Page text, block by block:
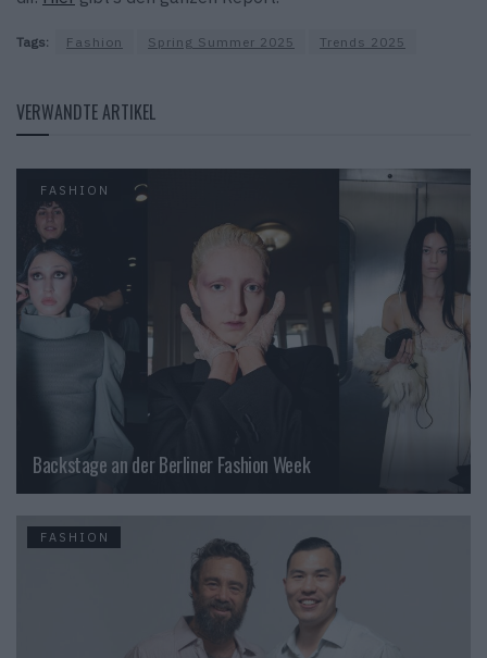
Tags: Fashion Spring Summer 2025 Trends 2025
VERWANDTE ARTIKEL
FASHION
Backstage an der Berliner Fashion Week
FASHION